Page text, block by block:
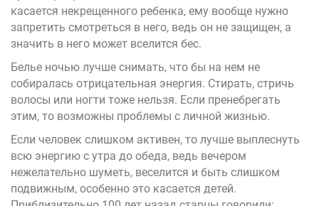
касается некрещенного ребенка, ему вообще нужно
запретить смотреться в него, ведь он не защищен, а
значить в него может вселится бес.
Белье ночью лучше снимать, что бы на нем не
собиралась отрицательная энергия. Стирать, стричь
волосы или ногти тоже нельзя. Если пренебрегать
этим, то возможны проблемы с личной жизнью.
Если человек слишком активен, то лучше выплеснуть
всю энергию с утра до обеда, ведь вечером
нежелательно шуметь, веселится и быть слишком
подвижным, особенно это касается детей.